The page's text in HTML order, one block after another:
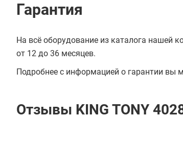
Гарантия
На всё оборудование из каталога нашей
от 12 до 36 месяцев.
Подробнее с информацией о гарантии вы
Отзывы KING TONY